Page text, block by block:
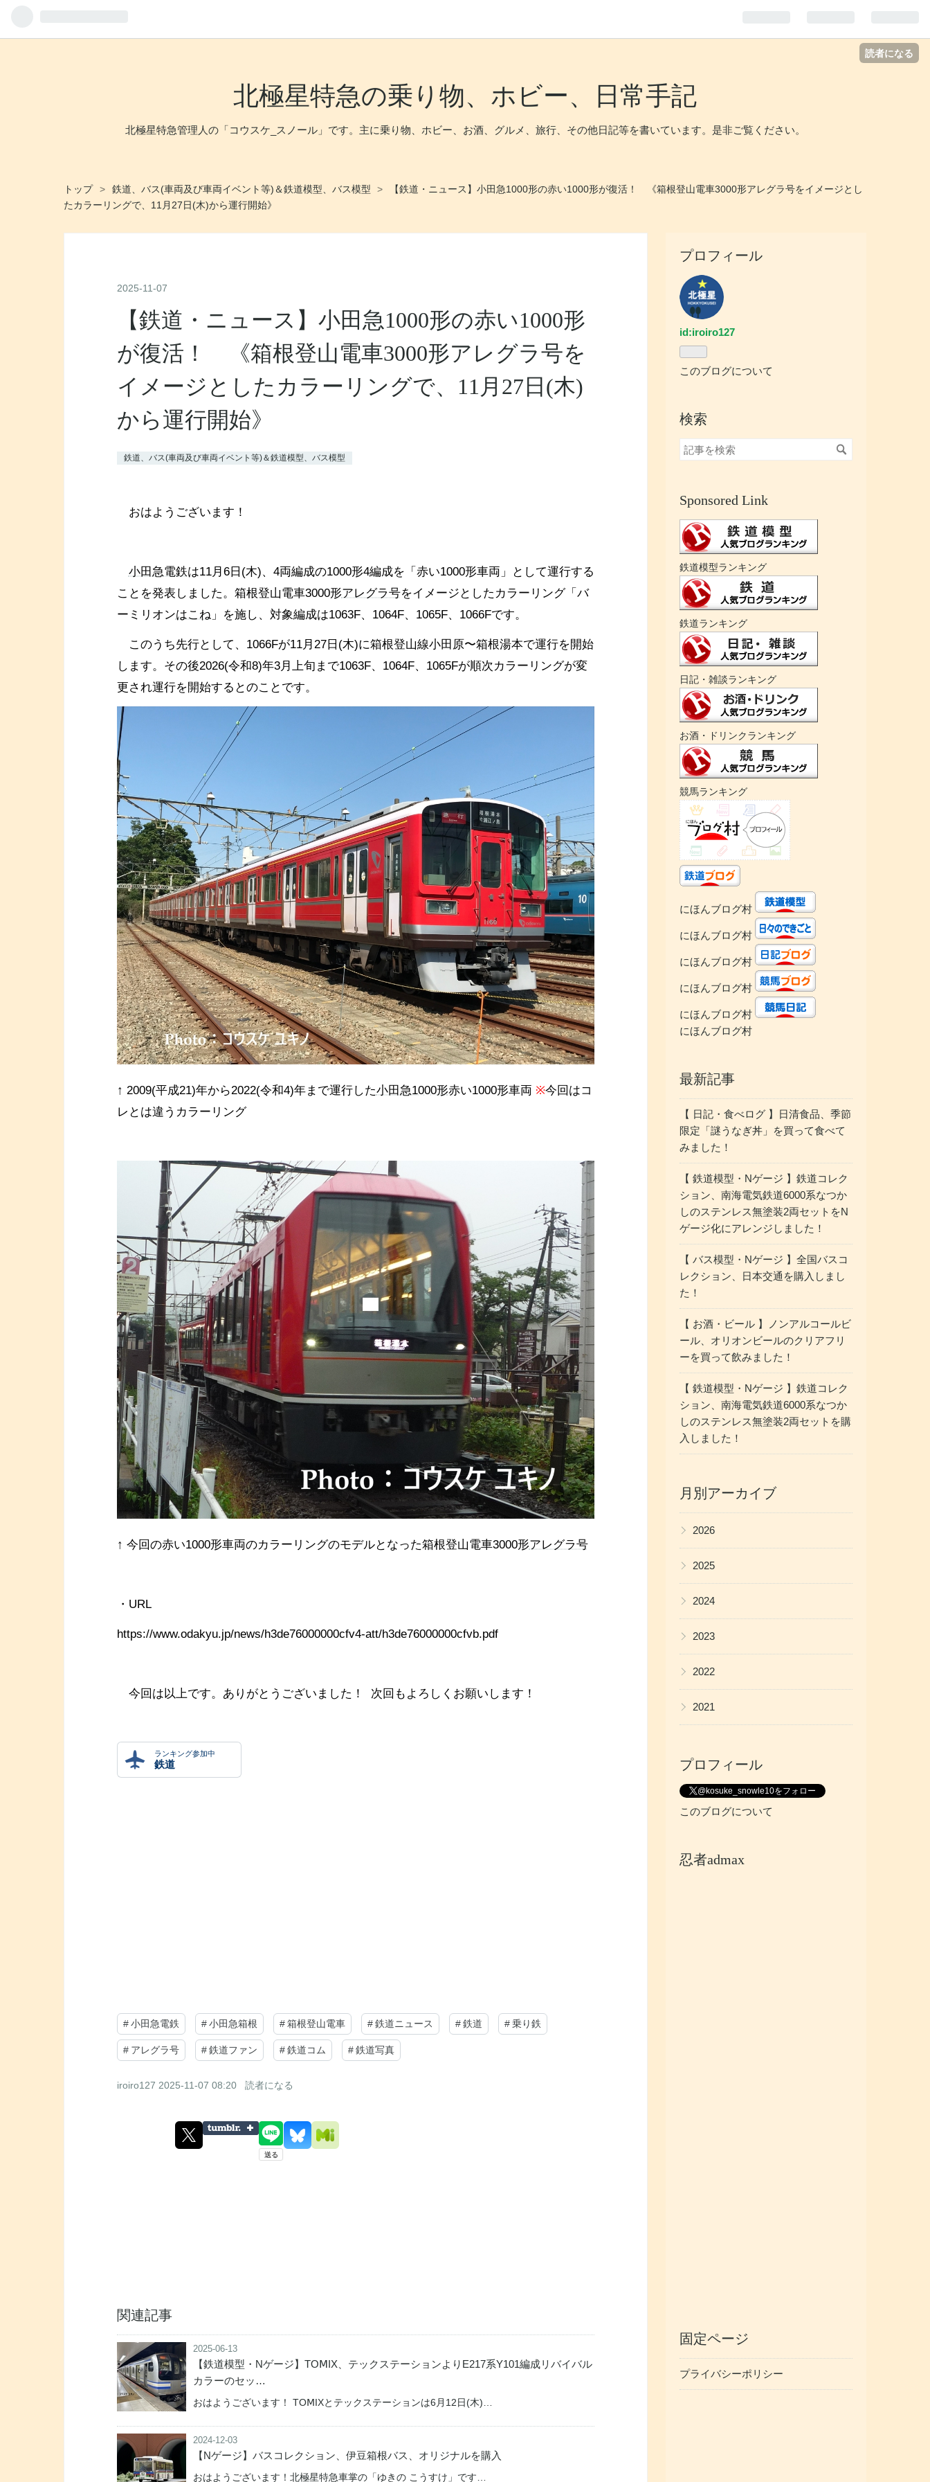
読者になる
北極星特急の乗り物、ホビー、日常手記
北極星特急管理人の「コウスケ_スノール」です。主に乗り物、ホビー、お酒、グルメ、旅行、その他日記等を書いています。是非ご覧ください。
トップ > 鉄道、バス(車両及び車両イベント等)＆鉄道模型、バス模型 >
【鉄道・ニュース】小田急1000形の赤い1000形が復活！ 《箱根登山電車3000形アレグラ号をイメージとし
たカラーリングで、11月27日(木)から運行開始》
2025-11-07
【鉄道・ニュース】小田急1000形の赤い1000形
が復活！ 《箱根登山電車3000形アレグラ号を
イメージとしたカラーリングで、11月27日(木)
から運行開始》
鉄道、バス(車両及び車両イベント等)＆鉄道模型、バス模型
おはようございます！
小田急電鉄は11月6日(木)、4両編成の1000形4編成を「赤い1000形車両」として運行する
ことを発表しました。箱根登山電車3000形アレグラ号をイメージとしたカラーリング「バ
ーミリオンはこね 」を施し、対象編成は1063F、1064F、1065F、1066Fです。
このうち先行として、1066Fが11月27日(木)に箱根登山線小田原〜箱根湯本で運行を開始
します。その後2026(令和8)年3月上旬まで1063F、1064F、1065Fが順次カラーリングが変
更され運行を開始するとのことです。
↑ 2009(平成21)年から2022(令和4)年まで運行した小田急1000形赤い1000形車両 ※今回はコ
レとは違うカラーリング
↑ 今回の赤い1000形車両のカラーリングのモデルとなった箱根登山電車3000形アレグラ号
・URL
https://www.odakyu.jp/news/h3de76000000cfv4-att/h3de76000000cfvb.pdf
今回は以上です。ありがとうございました！ 次回もよろしくお願いします！
ランキング参加中
鉄道
# 小田急電鉄 # 小田急箱根 # 箱根登山電車 # 鉄道ニュース # 鉄道 # 乗り鉄
# アレグラ号 # 鉄道ファン # 鉄道コム # 鉄道写真
iroiro127 2025-11-07 08:20 読者になる
関連記事
2025-06-13
【鉄道模型・Nゲージ】TОⅯIX、テックステーションよりE217系Y101編成リバイバル
カラーのセッ…
おはようございます！ TОⅯIXとテックステーションは6月12日(木)…
2024-12-03
【Nゲージ】バスコレクション、伊豆箱根バス、オリジナルを購入
おはようございます！北極星特急車掌の「ゆきの こうすけ」です…
プロフィール
id:iroiro127
このブログについて
検索
Sponsored Link
鉄道模型ランキング
鉄道ランキング
日記・雑談ランキング
お酒・ドリンクランキング
競馬ランキング
にほんブログ村
にほんブログ村
にほんブログ村
にほんブログ村
にほんブログ村
にほんブログ村
最新記事
【 日記・食べログ 】日清食品、季節
限定「謎うなぎ丼」を買って食べて
みました！
【 鉄道模型・Nゲージ 】鉄道コレク
ション、南海電気鉄道6000系なつか
しのステンレス無塗装2両セットをN
ゲージ化にアレンジしました！
【 バス模型・Nゲージ 】全国バスコ
レクション、日本交通を購入しまし
た！
【 お酒・ビール 】ノンアルコールビ
ール、オリオンビールのクリアフリ
ーを買って飲みました！
【 鉄道模型・Nゲージ 】鉄道コレク
ション、南海電気鉄道6000系なつか
しのステンレス無塗装2両セットを購
入しました！
月別アーカイブ
▶ 2026
▶ 2025
▶ 2024
▶ 2023
▶ 2022
▶ 2021
プロフィール
@kosuke_snowle10をフォロー
このブログについて
忍者admax
固定ページ
プライバシーポリシー